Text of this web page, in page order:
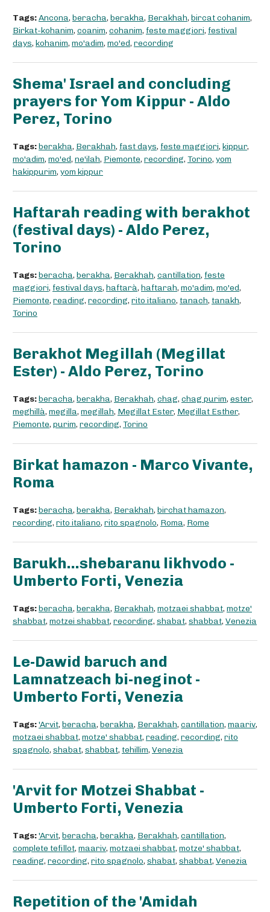
Tags:Ancona, beracha, berakha, Berakhah, bircat cohanim,
Birkat-kohanim, coanim, cohanim, feste maggiori, festival
days, kohanim, mo'adim, mo'ed, recording
Shema' Israel and concluding
prayers for Yom Kippur - Aldo
Perez, Torino
Tags:berakha, Berakhah, fast days, feste maggiori, kippur,
mo'adim, mo'ed, ne'ilah, Piemonte, recording, Torino, yom
hakippurim, yom kippur
Haftarah reading with berakhot
(festival days) - Aldo Perez,
Torino
Tags:beracha, berakha, Berakhah, cantillation, feste
maggiori, festival days, haftarà, haftarah, mo'adim, mo'ed,
Piemonte, reading, recording, rito italiano, tanach, tanakh,
Torino
Berakhot Megillah (Megillat
Ester) - Aldo Perez, Torino
Tags:beracha, berakha, Berakhah, chag, chag purim, ester,
meghillà, megilla, megillah, Megillat Ester, Megillat Esther,
Piemonte, purim, recording, Torino
Birkat hamazon - Marco Vivante,
Roma
Tags:beracha, berakha, Berakhah, birchat hamazon,
recording, rito italiano, rito spagnolo, Roma, Rome
Barukh...shebaranu likhvodo -
Umberto Forti, Venezia
Tags:beracha, berakha, Berakhah, motzaei shabbat, motze'
shabbat, motzei shabbat, recording, shabat, shabbat, Venezia
Le-Dawid baruch and
Lamnatzeach bi-neginot -
Umberto Forti, Venezia
Tags:'Arvit, beracha, berakha, Berakhah, cantillation, maariv,
motzaei shabbat, motze' shabbat, reading, recording, rito
spagnolo, shabat, shabbat, tehillim, Venezia
'Arvit for Motzei Shabbat -
Umberto Forti, Venezia
Tags:'Arvit, beracha, berakha, Berakhah, cantillation,
complete tefillot, maariv, motzaei shabbat, motze' shabbat,
reading, recording, rito spagnolo, shabat, shabbat, Venezia
Repetition of the 'Amidah